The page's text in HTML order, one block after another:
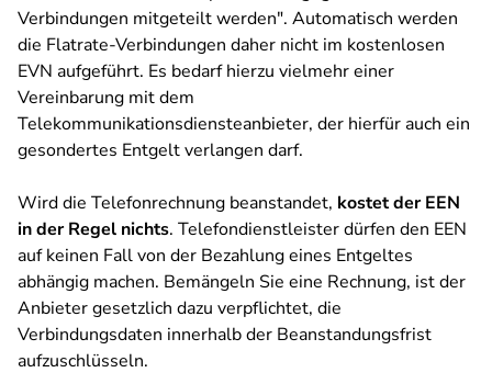
Verbindungen mitgeteilt werden". Automatisch werden
die Flatrate-Verbindungen daher nicht im kostenlosen
EVN aufgeführt. Es bedarf hierzu vielmehr einer
Vereinbarung mit dem
Telekommunikationsdiensteanbieter, der hierfür auch ein
gesondertes Entgelt verlangen darf.
Wird die Telefonrechnung beanstandet, kostet der EEN
in der Regel nichts. Telefondienstleister dürfen den EEN
auf keinen Fall von der Bezahlung eines Entgeltes
abhängig machen. Bemängeln Sie eine Rechnung, ist der
Anbieter gesetzlich dazu verpflichtet, die
Verbindungsdaten innerhalb der Beanstandungsfrist
aufzuschlüsseln.